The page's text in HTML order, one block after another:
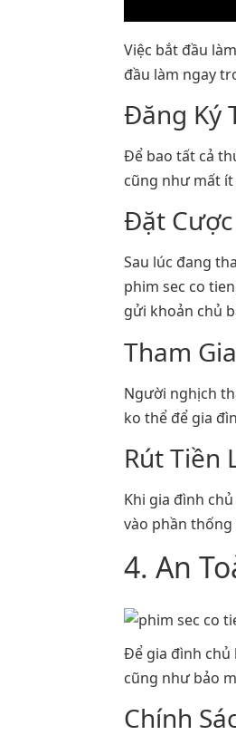
Việc bắt đầu
đầu làm ngay
Đăng Ký
Để bao tất cả
cũng như mất
Đặt
Sau lúc đang
phim sec co
gửi khoản chủ
Tham
Người nghịch
ko thể để gia
Rút Tiền
Khi gia đình
vào phần
4. An
Để gia đình chủ
cũng như bảo
Chính